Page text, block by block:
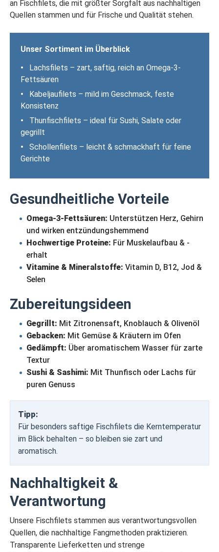
an Fischfilets, die mit größter Sorgfalt aus nachhaltigen
Quellen stammen und für Frische und Qualität stehen.
Unser Sortiment im Überblick
•
Lachsfilets – zart, saftig, reich an Omega-3-
Fettsäuren
•
Kabeljaufilets – mild im Geschmack, feste
Konsistenz
•
Thunfischfilets – ideal für Sushi, Salate oder
gegrillt
•
Schollenfilets – leicht & schmackhaft für feine
Gerichte
Gesundheitliche Vorteile
Omega-3-Fettsäuren: Unterstützen Herz, Gehirn
und wirken entzündungshemmend
Hochwertige Proteine: Für Muskelaufbau & -
erhalt
Vitamine & Mineralstoffe: Vitamin D, B12, Jod &
Selen
Zubereitungsideen
Gegrillt: Mit Zitronensaft, Knoblauch & Olivenöl
Gebacken: Mit Gemüse & Kräutern im Ofen
Gedämpft: Über aromatischem Wasser für zarte
Textur
Sushi & Sashimi: Mit Thunfisch oder Lachs für
puren Genuss
Tipp:
Für besonders saftige Fischfilets die Kerntemperatur
im Blick behalten – so bleiben sie zart und
aromatisch.
Nachhaltigkeit &
Verantwortung
Unsere Fischfilets stammen aus verantwortungsvollen
Quellen, die nachhaltige Fangmethoden praktizieren.
Transparente Lieferketten und strenge